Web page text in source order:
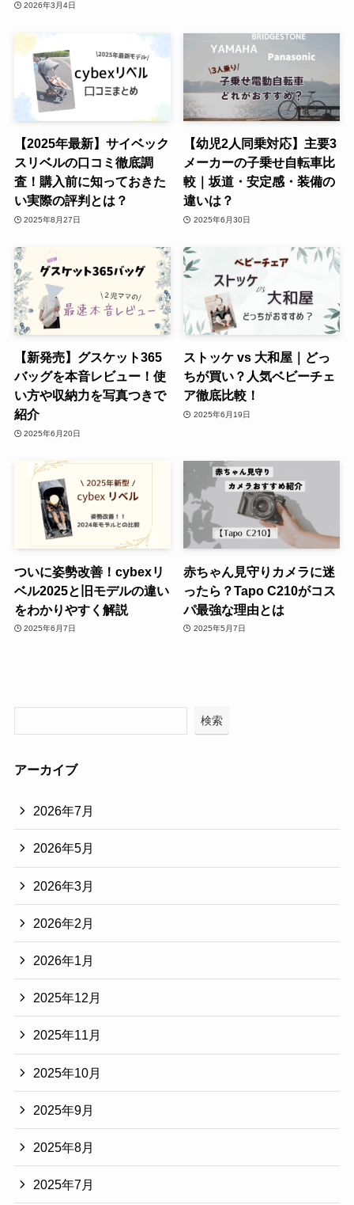
2026年3月4日
【2025年最新】サイベック
スリベルの口コミ徹底調
査！購入前に知っておきた
い実際の評判とは？
2025年8月27日
【幼児2人同乗対応】主要3
メーカーの子乗せ自転車比
較｜坂道・安定感・装備の
違いは？
2025年6月30日
【新発売】グスケット365
バッグを本音レビュー！使
い方や収納力を写真つきで
紹介
2025年6月20日
ストッケ vs 大和屋｜どっ
ちが買い？人気ベビーチェ
ア徹底比較！
2025年6月19日
ついに姿勢改善！cybexリ
ベル2025と旧モデルの違い
をわかりやすく解説
2025年6月7日
赤ちゃん見守りカメラに迷
ったら？Tapo C210がコス
パ最強な理由とは
2025年5月7日
検索
アーカイブ
2026年7月
2026年5月
2026年3月
2026年2月
2026年1月
2025年12月
2025年11月
2025年10月
2025年9月
2025年8月
2025年7月